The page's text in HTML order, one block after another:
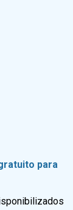
para